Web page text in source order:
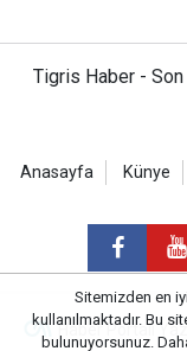
Tigris Haber -
Anasayfa Künye
Haber Portalı
Sitemizden en
kullanılmaktadır. Bu
bulunuyorsunuz.